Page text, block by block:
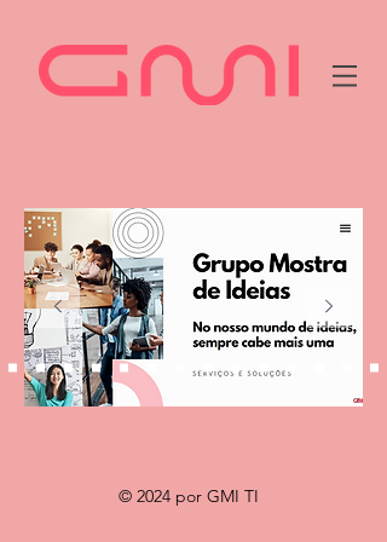
© 2024 por GMI TI